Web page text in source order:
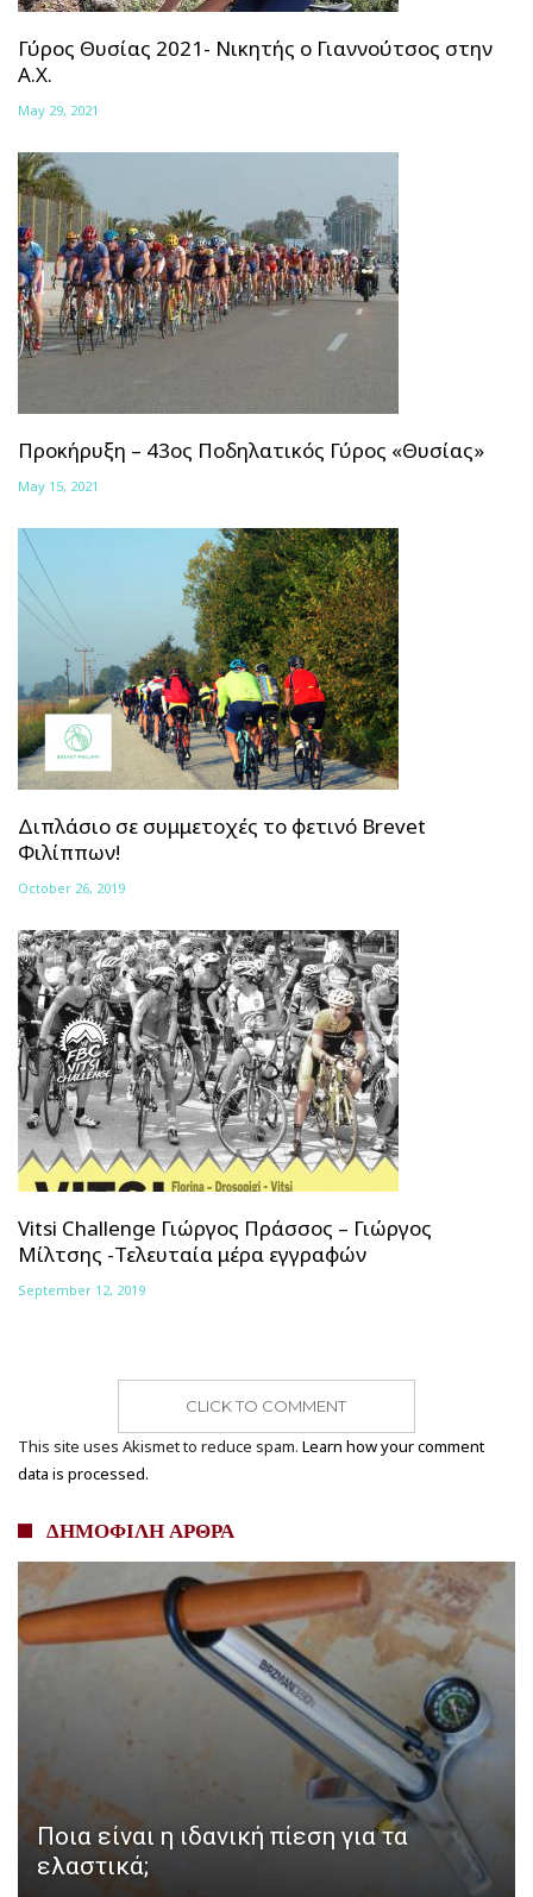
Γύρος Θυσίας 2021- Νικητής ο Γιαννούτσος στην
Α.Χ.
May 29, 2021
Προκήρυξη – 43ος Ποδηλατικός Γύρος «Θυσίας»
May 15, 2021
Διπλάσιο σε συμμετοχές το φετινό Brevet
Φιλίππων!
October 26, 2019
Vitsi Challenge Γιώργος Πράσσος – Γιώργος
Μίλτσης -Τελευταία μέρα εγγραφών
September 12, 2019
CLICK TO COMMENT
This site uses Akismet to reduce spam. Learn how your comment
data is processed.
ΔΗΜΟΦΙΛΗ ΑΡΘΡΑ
Ποια είναι η ιδανική πίεση για τα
ελαστικά;